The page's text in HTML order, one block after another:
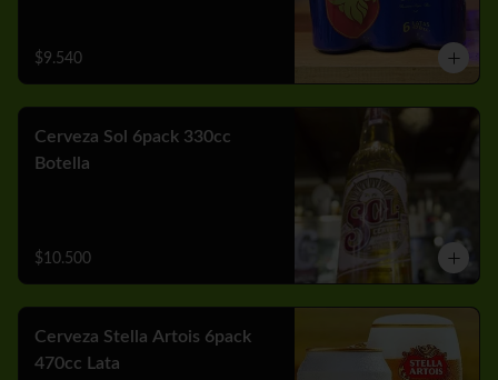
$9.540
Cerveza Sol 6pack 330cc
Botella
$10.500
Cerveza Stella Artois 6pack
470cc Lata